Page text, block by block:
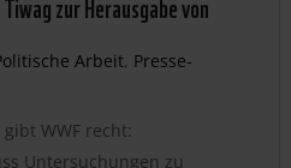
Arbeit, Presse-
WWF recht:
Untersuchungen zu